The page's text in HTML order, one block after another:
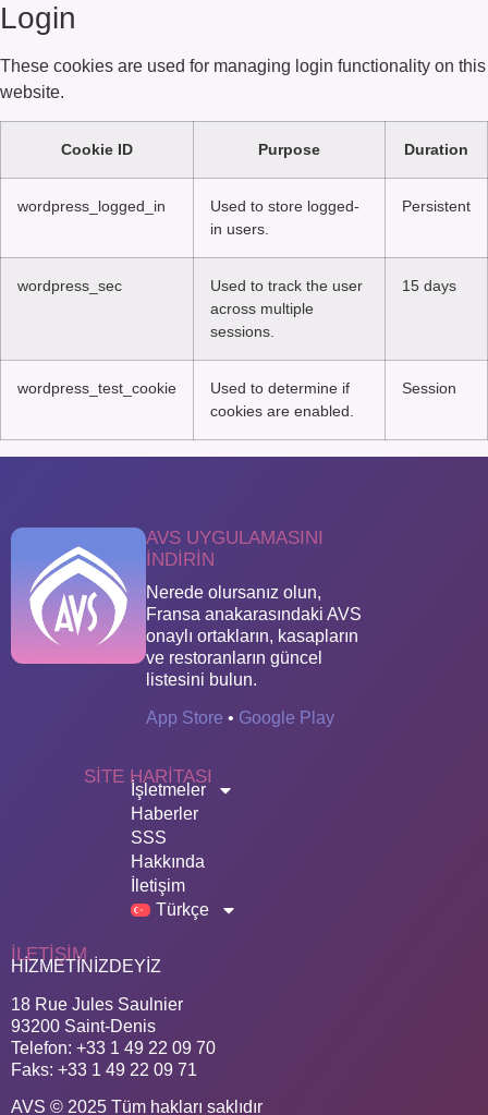
Login
These cookies are used for managing login functionality on this
website.
Cookie ID Purpose Duration
wordpress_logged_in
Used to store logged-
in users.
Persistent
wordpress_sec
Used to track the user
across multiple
sessions.
15 days
wordpress_test_cookie
Used to determine if
cookies are enabled.
Session
AVS UYGULAMASINI
INDIRIN
Nerede olursanız olun,
Fransa anakarasındaki AVS
onaylı ortakların, kasapların
ve restoranların güncel
listesini bulun.
App Store • Google Play
SITE HARITASI
İşletmeler
Haberler
SSS
Hakkında
İletişim
Türkçe
ILETIŞIM
HİZMETİNİZDEYİZ
18 Rue Jules Saulnier
93200 Saint-Denis
Telefon: +33 1 49 22 09 70
Faks: +33 1 49 22 09 71
AVS © 2025 Tüm hakları saklıdır